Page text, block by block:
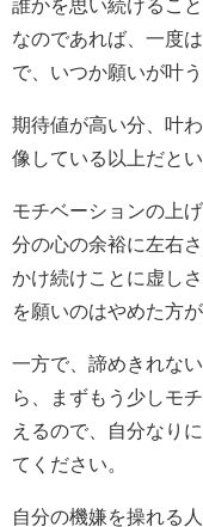
誰かを思い続けるこ
なのであれば、一度
で、いつか願いが叶
期待値が高い分、叶
像している以上だとい
モチベーションの上
分の心の余裕に左右
かけ続けことに虚し
を願いのはやめた方
一方で、諦めきれな
ら、まずもう少しモ
えるので、自分なり
てください。
自分の機嫌を操れる